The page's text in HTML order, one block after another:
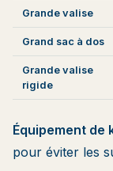
Grande valise
Grand sac à dos
Grande valise
rigide
Équipement de
pour éviter les